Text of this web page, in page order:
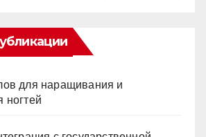
для наращивания и
ногтей